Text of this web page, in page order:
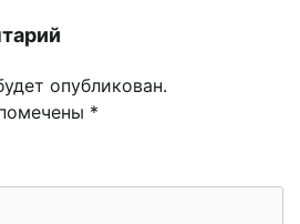
опубликован.
*